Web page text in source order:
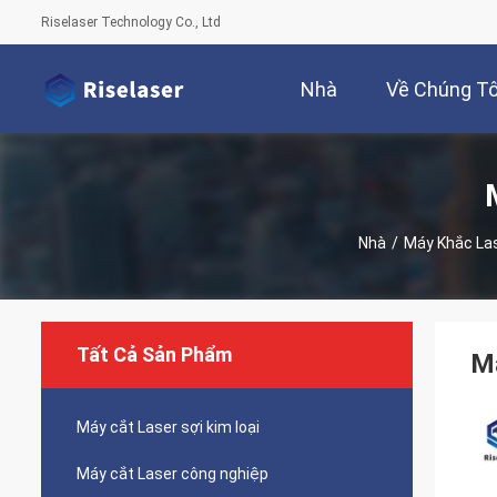
Riselaser Technology Co., Ltd
Nhà Về Chúng
Nhà / Máy Khắc
Tất Cả Sản Phẩm
Máy cắt Laser sợi kim loại
Máy cắt Laser công nghiệp